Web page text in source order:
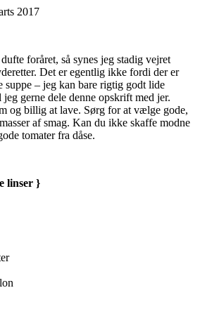
2017
foråret, så synes jeg stadig vejret
Det er egentlig ikke fordi der er
suppe – jeg kan bare rigtig godt lide
gerne dele denne opskrift med jer.
og billig at lave. Sørg for at vælge gode,
af smag. Kan du ikke skaffe modne
tomater fra dåse.
linser }